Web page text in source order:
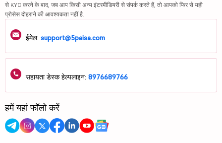
से KYC करने के बाद, जब आप किसी अन्य इंटरमीडियरी से संपर्क करते हैं, तो आपको फिर से यही
प्रोसेस दोहराने की आवश्यकता नहीं है.
ईमेल: support@5paisa.com
सहायता डेस्क हेल्पलाइन: 8976689766
हमें यहां फॉलो करें